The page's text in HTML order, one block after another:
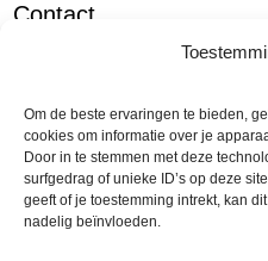
Om de beste ervaringen te bieden,
cookies om informatie over je
Door in te stemmen met deze
surfgedrag of unieke ID’s op deze
geeft of je toestemming intrekt, kan
nadelig beïnvloeden.
Contact
t.0228 53 00 40
e.info@hetindustriehuis.com
KVK 51483904
BTW NL850044522B01